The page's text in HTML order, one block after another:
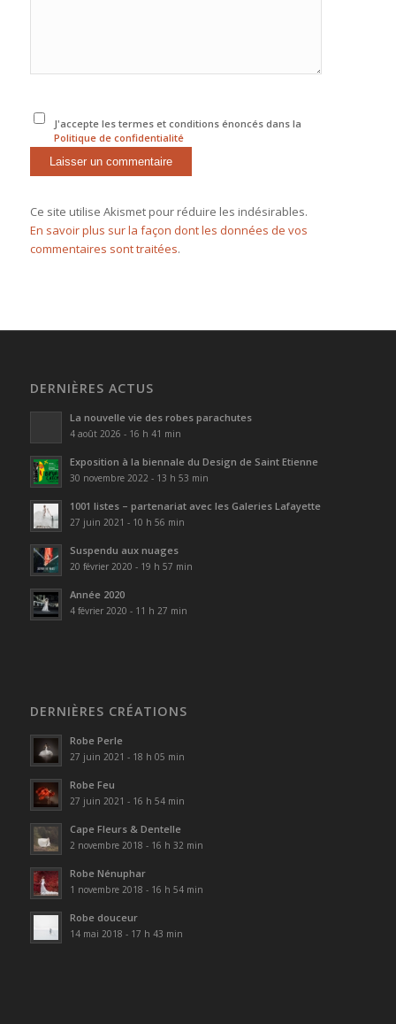
J'accepte les termes et conditions énoncés dans la
Politique de confidentialité
Ce site utilise Akismet pour réduire les indésirables.
En savoir plus sur la façon dont les données de vos
commentaires sont traitées.
DERNIÈRES ACTUS
La nouvelle vie des robes parachutes
4 août 2026 - 16 h 41 min
Exposition à la biennale du Design de Saint Etienne
30 novembre 2022 - 13 h 53 min
1001 listes – partenariat avec les Galeries Lafayette
27 juin 2021 - 10 h 56 min
Suspendu aux nuages
20 février 2020 - 19 h 57 min
Année 2020
4 février 2020 - 11 h 27 min
DERNIÈRES CRÉATIONS
Robe Perle
27 juin 2021 - 18 h 05 min
Robe Feu
27 juin 2021 - 16 h 54 min
Cape Fleurs & Dentelle
2 novembre 2018 - 16 h 32 min
Robe Nénuphar
1 novembre 2018 - 16 h 54 min
Robe douceur
14 mai 2018 - 17 h 43 min